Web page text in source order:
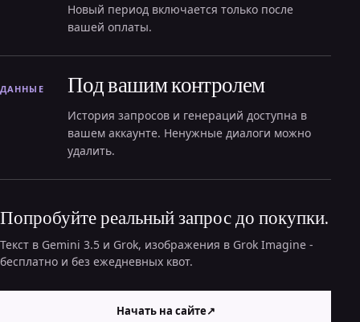
Новый период включается только после
вашей оплаты.
ДАННЫЕ Под вашим контролем
История запросов и генераций доступна в
вашем аккаунте. Ненужные диалоги можно
удалить.
Попробуйте реальный запрос до покупки.
Текст в Gemini 3.5 и Grok, изображения в Grok Imagine -
бесплатно и без ежедневных квот.
Начать на сайте↗